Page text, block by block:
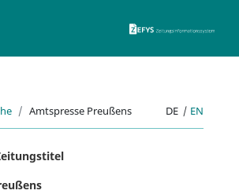
Amtspresse Preußens DE | EN